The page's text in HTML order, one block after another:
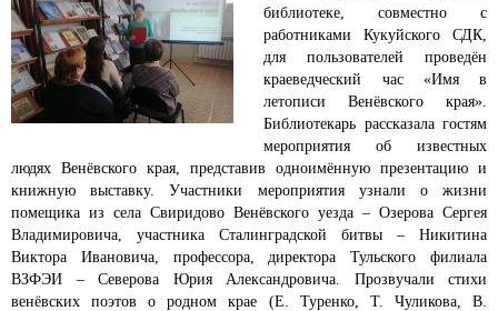
библиотеке, совместно с
работниками Кукуйского СДК,
для пользователей проведён
краеведческий час «Имя в
летописи Венëвского края».
Библиотекарь рассказала гостям
мероприятия об известных
людях Венёвского края, представив одноимённую презентацию и
книжную выставку. Участники мероприятия узнали о жизни
помещика из села Свиридово Венёвского уезда – Озерова Сергея
Владимировича, участника Сталинградской битвы – Никитина
Виктора Ивановича, профессора, директора Тульского филиала
ВЗФЭИ – Северова Юрия Александровича. Прозвучали стихи
венёвских поэтов о родном крае (Е. Туренко, Т. Чуликова, В.